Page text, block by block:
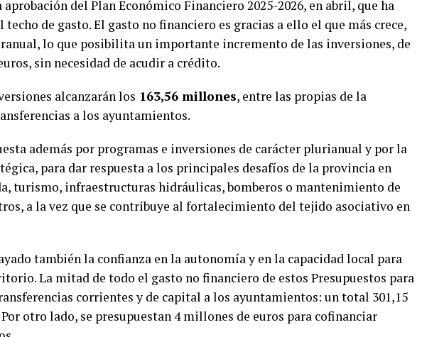
aprobación del Plan Económico Financiero 2025-2026, en abril, que ha
de gasto. El gasto no financiero es gracias a ello el que más crece,
lo que posibilita un importante incremento de las inversiones, de
sin necesidad de acudir a crédito.
alcanzarán los 163,56 millones, entre las propias de la
a los ayuntamientos.
además por programas e inversiones de carácter plurianual y por la
para dar respuesta a los principales desafíos de la provincia en
turismo, infraestructuras hidráulicas, bomberos o mantenimiento de
a la vez que se contribuye al fortalecimiento del tejido asociativo en
también la confianza en la autonomía y en la capacidad local para
La mitad de todo el gasto no financiero de estos Presupuestos para
corrientes y de capital a los ayuntamientos: un total 301,15
otro lado, se presupuestan 4 millones de euros para cofinanciar